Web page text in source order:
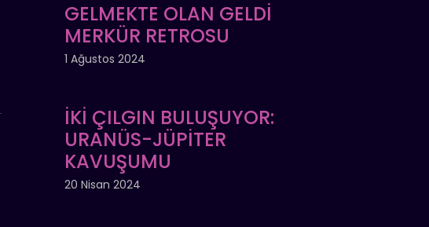
GELMEKTE OLAN GELDİ
MERKÜR RETROSU
1 Ağustos 2024
İKİ ÇILGIN BULUŞUYOR:
URANÜS-JÜPİTER
KAVUŞUMU
20 Nisan 2024